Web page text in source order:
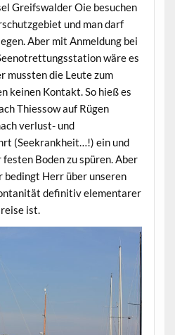
Greifswalder Oie besuchen
und man darf
Aber mit Anmeldung bei
wäre es
mussten die Leute zum
keinen Kontakt. So hieß es
Thiessow auf Rügen
verlust- und
(Seekrankheit…!) ein und
Boden zu spüren. Aber
bedingt Herr über unseren
definitiv elementarer
ist.